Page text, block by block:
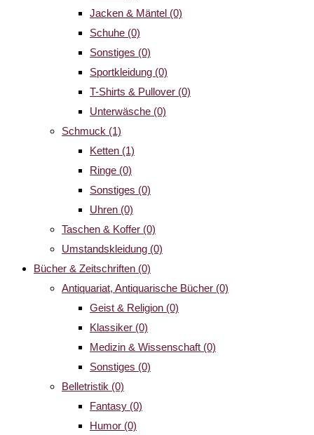
Jacken & Mäntel (0)
Schuhe (0)
Sonstiges (0)
Sportkleidung (0)
T-Shirts & Pullover (0)
Unterwäsche (0)
Schmuck (1)
Ketten (1)
Ringe (0)
Sonstiges (0)
Uhren (0)
Taschen & Koffer (0)
Umstandskleidung (0)
Bücher & Zeitschriften (0)
Antiquariat, Antiquarische Bücher (0)
Geist & Religion (0)
Klassiker (0)
Medizin & Wissenschaft (0)
Sonstiges (0)
Belletristik (0)
Fantasy (0)
Humor (0)